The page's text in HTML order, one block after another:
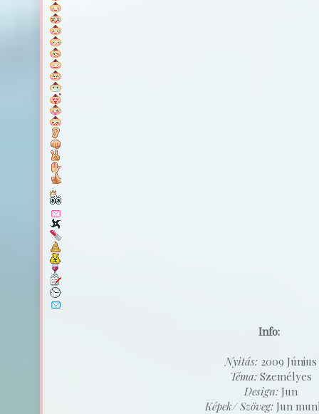
Info:
Nyitás:2009 Június
Téma:Személyes
Design:Jun
Képek/ Szöveg: Jun